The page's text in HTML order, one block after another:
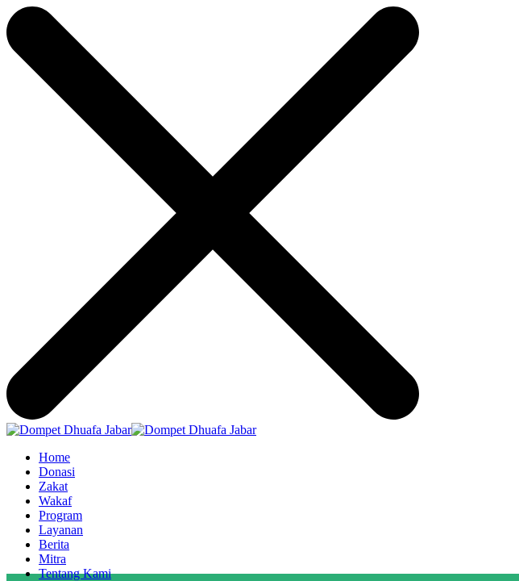
Home
Donasi
Zakat
Wakaf
Program
Layanan
Berita
Mitra
Tentang Kami